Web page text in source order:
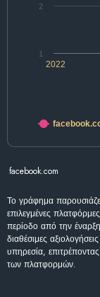
2022
1
2
facebook.com
Το γράφημα
επιλεγμένες
περίοδο από την
διαθέσιμες
υπηρεσία,
των πλατφορμών.